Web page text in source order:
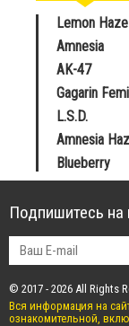
Lemon Haze
Amnesia
AK-47
Gagarin
L.S.D.
Amnesia
Blueberry
Подпишитесь
© 2017 - 2026 All Rights
Вся информация на
ознакомительной,